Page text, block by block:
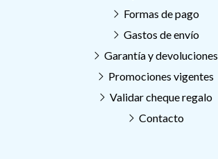
Formas de pago
Gastos de envío
Garantía y devoluciones
Promociones vigentes
Validar cheque regalo
Contacto